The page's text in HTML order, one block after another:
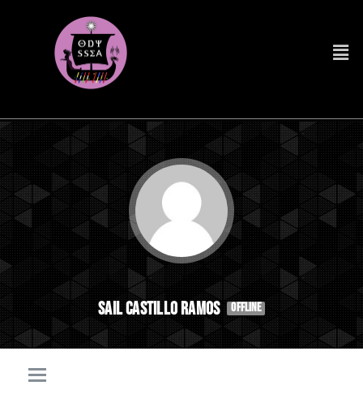
Sail Castillo Ramos OFFLINE